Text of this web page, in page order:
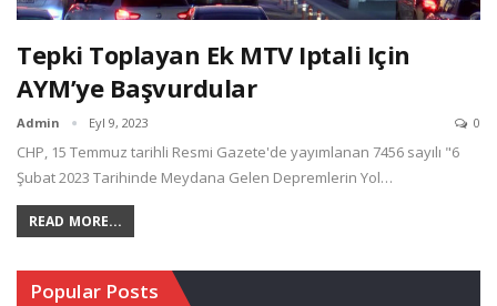
Tepki Toplayan Ek MTV Iptali Için
AYM’ye Başvurdular
Admin Eyl 9, 2023 0
CHP, 15 Temmuz tarihli Resmi Gazete'de yayımlanan 7456 sayılı "6
Şubat 2023 Tarihinde Meydana Gelen Depremlerin Yol…
READ MORE...
Popular Posts